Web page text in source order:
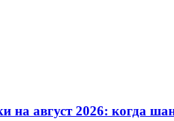
на август 2026: когда